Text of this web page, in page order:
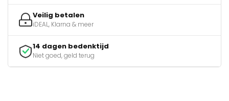
Veilig betalen
iDEAL, Klarna & meer
14 dagen bedenktijd
Niet goed, geld terug